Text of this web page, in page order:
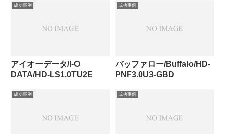
成功事例
アイオーデータ/I-O
DATA/HD-LS1.0TU2E
成功事例
バッファロー/Buffalo/HD-
PNF3.0U3-GBD
成功事例 成功事例